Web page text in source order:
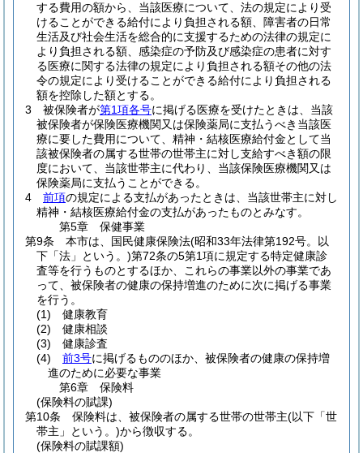
する費用の額から、当該医療について、法の規定により受
けることができる給付により負担される額、障害者の日常
生活及び社会生活を総合的に支援するための法律の規定に
より負担される額、感染症の予防及び感染症の患者に対す
る医療に関する法律の規定により負担される額その他の法
令の規定により受けることができる給付により負担される
額を控除した額とする。
3
被保険者が第1項各号に掲げる医療を受けたときは、当該
被保険者が保険医療機関又は保険薬局に支払うべき当該医
療に要した費用について、精神・結核医療給付金として当
該被保険者の属する世帯の世帯主に対し支給すべき額の限
度において、当該世帯主に代わり、当該保険医療機関又は
保険薬局に支払うことができる。
4
前項の規定による支払があったときは、当該世帯主に対し
精神・結核医療給付金の支払があったものとみなす。
第5章
保健事業
第9条
本市は、国民健康保険法(昭和33年法律第192号。以
下「法」という。)第72条の5第1項に規定する特定健康診
査等を行うものとするほか、これらの事業以外の事業であ
って、被保険者の健康の保持増進のために次に掲げる事業
を行う。
(1)
健康教育
(2)
健康相談
(3)
健康診査
(4)
前3号に掲げるもののほか、被保険者の健康の保持増
進のために必要な事業
第6章
保険料
(保険料の賦課)
第10条
保険料は、被保険者の属する世帯の世帯主(以下「世
帯主」という。)から徴収する。
(保険料の賦課額)